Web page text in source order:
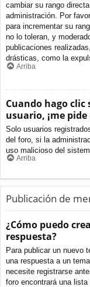
cambiar su rango
administración. Por
para incrementar su
no lo toleran, y
publicaciones
drásticas, como la
Arriba
Cuando hago clic
usuario, ¡me
Solo usuarios
del foro, si la
uso malicioso del
Arriba
Publicación de
¿Cómo puedo
respuesta?
Para publicar un nuevo
una respuesta a un
necesite registrarse
foro encontrará una